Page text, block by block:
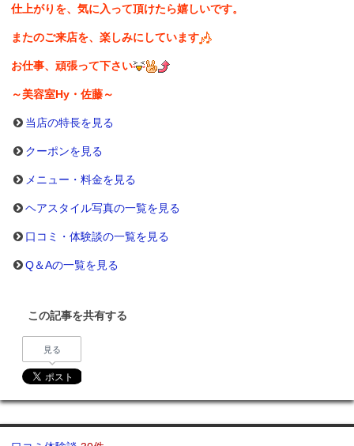
仕上がりを、気に入って頂けたら嬉しいです。
またのご来店を、楽しみにしています
お仕事、頑張って下さい
～美容室Hy・佐藤～
当店の特長を見る
クーポンを見る
メニュー・料金を見る
ヘアスタイル写真の一覧を見る
口コミ・体験談の一覧を見る
Q＆Aの一覧を見る
この記事を共有する
見る